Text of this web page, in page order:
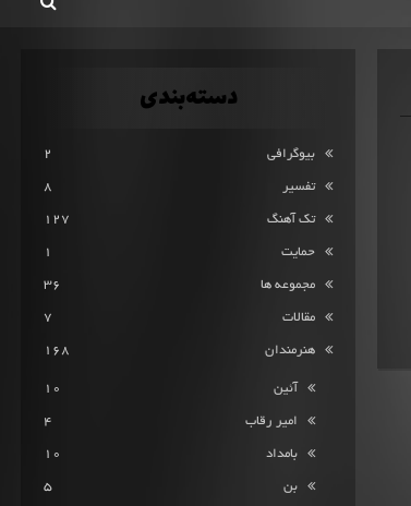
دسته‌بندی
بیوگرافی 2
تفسیر 8
تک آهنگ 127
حمایت 1
مجموعه ها 36
مقالات 7
هنرمندان 168
آئین 10
امیر رقاب 4
بامداد 10
بن 5